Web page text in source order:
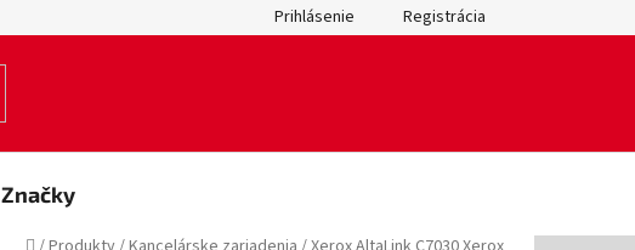
Prihlásenie Registrácia
Značky
Domov